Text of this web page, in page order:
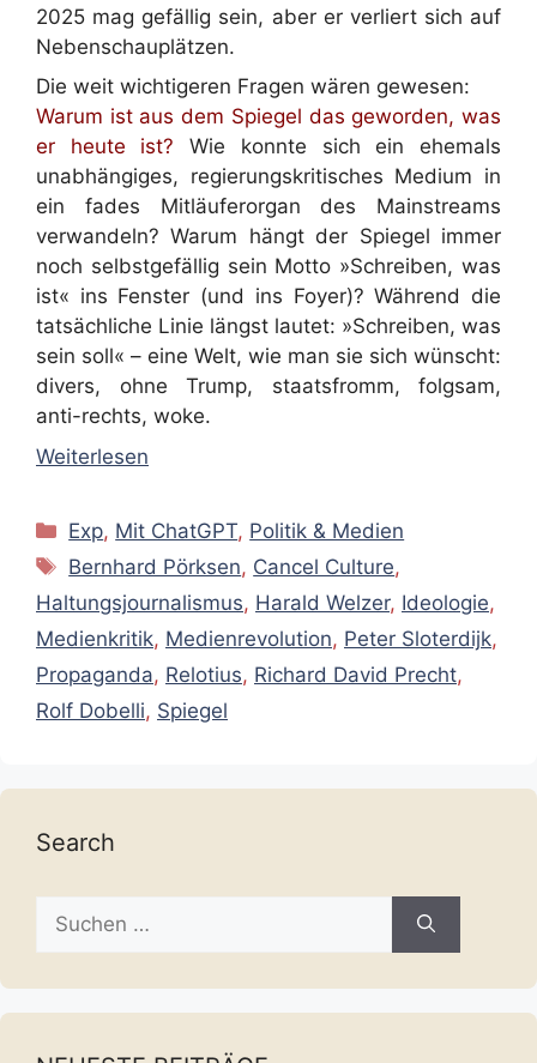
2025 mag gefällig sein, aber er verliert sich auf
Nebenschauplätzen.
Die weit wichtigeren Fragen wären gewesen:
Warum ist aus dem Spiegel das geworden, was
er heute ist? Wie konnte sich ein ehemals
unabhängiges, regierungskritisches Medium in
ein fades Mitläuferorgan des Mainstreams
verwandeln? Warum hängt der Spiegel immer
noch selbstgefällig sein Motto »Schreiben, was
ist« ins Fenster (und ins Foyer)? Während die
tatsächliche Linie längst lautet: »Schreiben, was
sein soll« – eine Welt, wie man sie sich wünscht:
divers, ohne Trump, staatsfromm, folgsam,
anti-rechts, woke.
Weiterlesen
Kategorien
Exp, Mit ChatGPT, Politik & Medien
Schlagwörter
Bernhard Pörksen, Cancel Culture,
Haltungsjournalismus, Harald Welzer, Ideologie,
Medienkritik, Medienrevolution, Peter Sloterdijk,
Propaganda, Relotius, Richard David Precht,
Rolf Dobelli, Spiegel
Search
nach: